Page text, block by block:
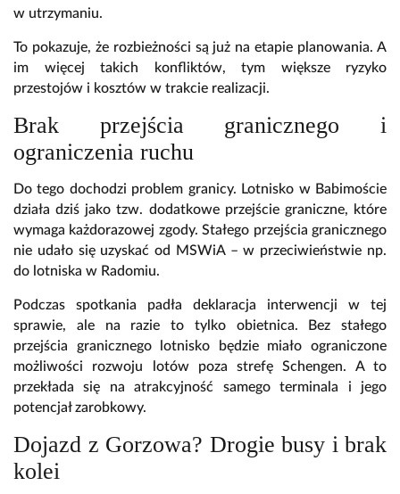
w utrzymaniu.
To pokazuje, że rozbieżności są już na etapie planowania. A
im więcej takich konfliktów, tym większe ryzyko
przestojów i kosztów w trakcie realizacji.
Brak przejścia granicznego i
ograniczenia ruchu
Do tego dochodzi problem granicy. Lotnisko w Babimoście
działa dziś jako tzw. dodatkowe przejście graniczne, które
wymaga każdorazowej zgody. Stałego przejścia granicznego
nie udało się uzyskać od MSWiA – w przeciwieństwie np.
do lotniska w Radomiu.
Podczas spotkania padła deklaracja interwencji w tej
sprawie, ale na razie to tylko obietnica. Bez stałego
przejścia granicznego lotnisko będzie miało ograniczone
możliwości rozwoju lotów poza strefę Schengen. A to
przekłada się na atrakcyjność samego terminala i jego
potencjał zarobkowy.
Dojazd z Gorzowa? Drogie busy i brak
kolei